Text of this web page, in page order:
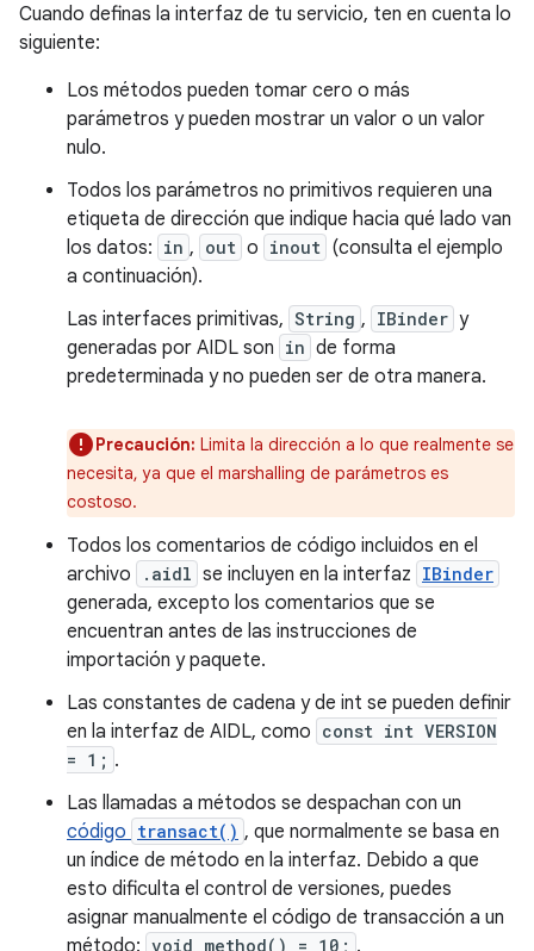
Cuando definas la interfaz de tu servicio, ten en cuenta lo
siguiente:
Los métodos pueden tomar cero o más
parámetros y pueden mostrar un valor o un valor
nulo.
Todos los parámetros no primitivos requieren una
etiqueta de dirección que indique hacia qué lado van
los datos: in , out o inout (consulta el ejemplo
a continuación).
Las interfaces primitivas, String , IBinder y
generadas por AIDL son in de forma
predeterminada y no pueden ser de otra manera.
Precaución: Limita la dirección a lo que realmente se
necesita, ya que el marshalling de parámetros es
costoso.
Todos los comentarios de código incluidos en el
archivo
.aidl se incluyen en la interfaz IBinder
generada, excepto los comentarios que se
encuentran antes de las instrucciones de
importación y paquete.
Las constantes de cadena y de int se pueden definir
en la interfaz de AIDL, como const int VERSION
= 1; .
Las llamadas a métodos se despachan con un
código transact() , que normalmente se basa en
un índice de método en la interfaz. Debido a que
esto dificulta el control de versiones, puedes
asignar manualmente el código de transacción a un
método: void method() = 10; .